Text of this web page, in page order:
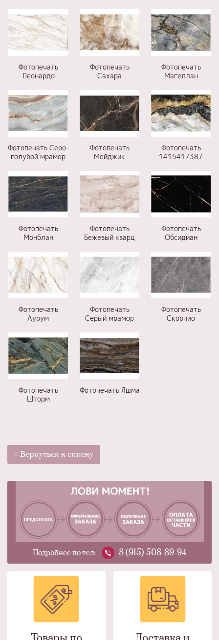
Фотопечать
Леонардо
Фотопечать
Сахара
Фотопечать
Магеллан
Фотопечать Серо-
голубой мрамор
Фотопечать
Мейджик
Фотопечать
1415417387
Фотопечать
Монблан
Фотопечать
Бежевый кварц
Фотопечать
Обсидиан
Фотопечать
Аурум
Фотопечать
Серый мрамор
Фотопечать
Скорпио
Фотопечать
Шторм
Фотопечать Яшма
< Вернуться к списку
Подробнее по тел: 8 (915) 508-89-94